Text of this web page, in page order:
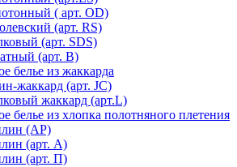
( арт. OD)
(арт. RS)
(арт. SDS)
(арт. В)
белье из жаккарда
жаккард (арт. JC)
жаккард (арт.L)
белье из хлопка полотняного плетения
(AP)
(арт. А)
(арт. П)